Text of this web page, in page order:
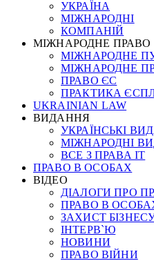
УКРАЇНА
МІЖНАРОДНІ
КОМПАНІЙ
МІЖНАРОДНЕ ПРАВО
МІЖНАРОДНЕ
МІЖНАРОДНЕ
ПРАВО ЄС
ПРАКТИКА
UKRAINIAN LAW
ВИДАННЯ
УКРАЇНСЬКІ
МІЖНАРОДНІ
ВСЕ З ПРАВА ІТ
ПРАВО В ОСОБАХ
ВІДЕО
ДІАЛОГИ ПРО
ПРАВО В
ЗАХИСТ
ІНТЕРВ`Ю
НОВИНИ
ПРАВО ВІЙНИ